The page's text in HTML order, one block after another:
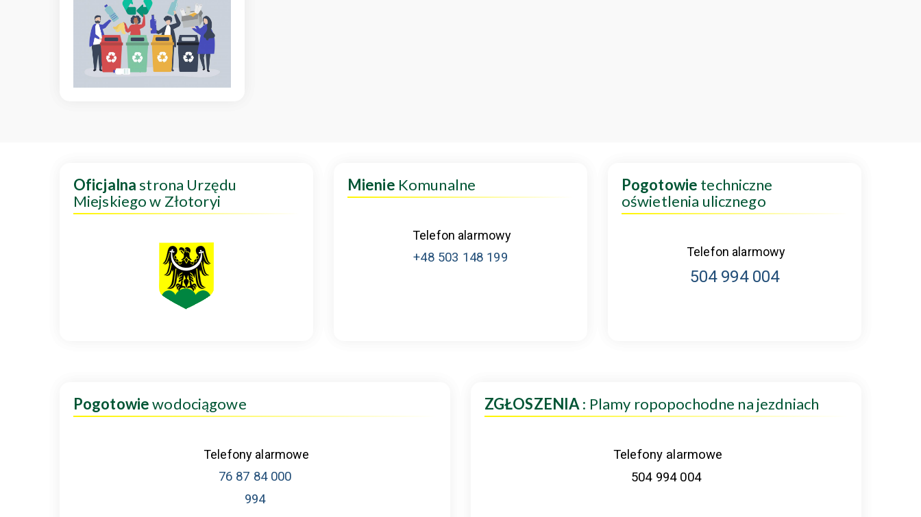
Oficjalnastrona Urzędu
Miejskiego w Złotoryi
Mienie Komunalne
Telefon alarmowy
+48 503 148 199
Pogotowie techniczne
oświetlenia ulicznego
Telefon alarmowy
504 994 004
Pogotowiewodociągowe
Telefony alarmowe
76 87 84 000
994
ZGŁOSZENIA : Plamy ropopochodne na jezdniach
Telefony alarmowe
504 994 004